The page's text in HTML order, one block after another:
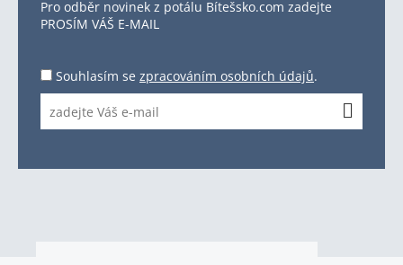
Pro odběr novinek z potálu Bítešsko.com zadejte
PROSÍM VÁŠ E-MAIL
Souhlasím se zpracováním osobních údajů.